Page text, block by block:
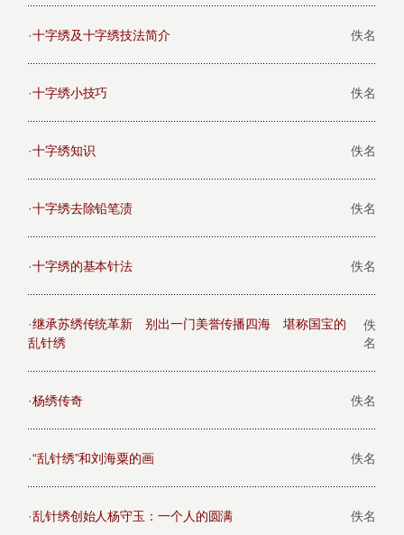
·十字绣及十字绣技法简介 佚名
·十字绣小技巧 佚名
·十字绣知识 佚名
·十字绣去除铅笔渍 佚名
·十字绣的基本针法 佚名
·继承苏绣传统革新 别出一门美誉传播四海 堪称国宝的
乱针绣
佚
名
·杨绣传奇 佚名
·“乱针绣”和刘海粟的画 佚名
·乱针绣创始人杨守玉：一个人的圆满 佚名